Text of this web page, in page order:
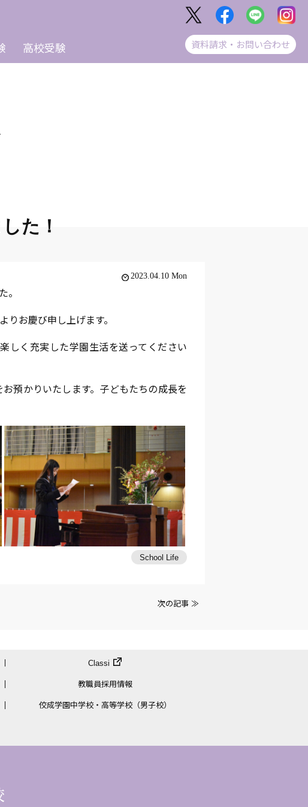
資料請求・お問い合わせ
高校受験
た！
2023.04.10 Mon
。
りお慶び申し上げます。
しく充実した学園生活を送ってください
預かりいたします。子どもたちの成長を
School Life
次の記事 ≫
Classi
教職員採用情報
佼成学園中学校・高等学校（男子校）